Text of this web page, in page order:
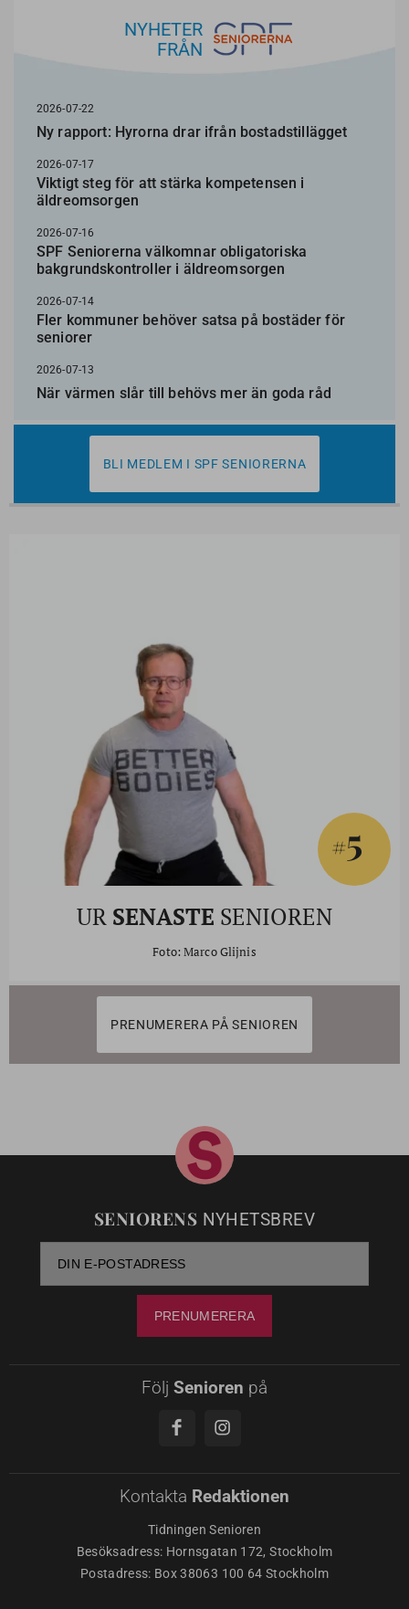
NYHETER
FRÅN
2026-07-22
Ny rapport: Hyrorna drar ifrån bostadstillägget
2026-07-17
Viktigt steg för att stärka kompetensen i
äldreomsorgen
2026-07-16
SPF Seniorerna välkomnar obligatoriska
bakgrundskontroller i äldreomsorgen
2026-07-14
Fler kommuner behöver satsa på bostäder för
seniorer
2026-07-13
När värmen slår till behövs mer än goda råd
BLI MEDLEM I SPF SENIORERNA
#5
UR SENASTE SENIOREN
Foto: Marco Glijnis
PRENUMERERA PÅ SENIOREN
SENIORENS NYHETSBREV
Följ Senioren på
Kontakta Redaktionen
Tidningen Senioren
Besöksadress: Hornsgatan 172, Stockholm
Postadress: Box 38063 100 64 Stockholm